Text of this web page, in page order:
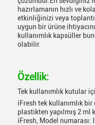
hazırlamanın hızlı ve
etkinliğinizi veya
uygun bir ürüne
kullanımlık kapsüller
olabilir.
Özellik:
Tek kullanımlık kutular
iFresh tek kullanımlık
plastikten yapılmış 2 ml
iFresh, Model numarası: